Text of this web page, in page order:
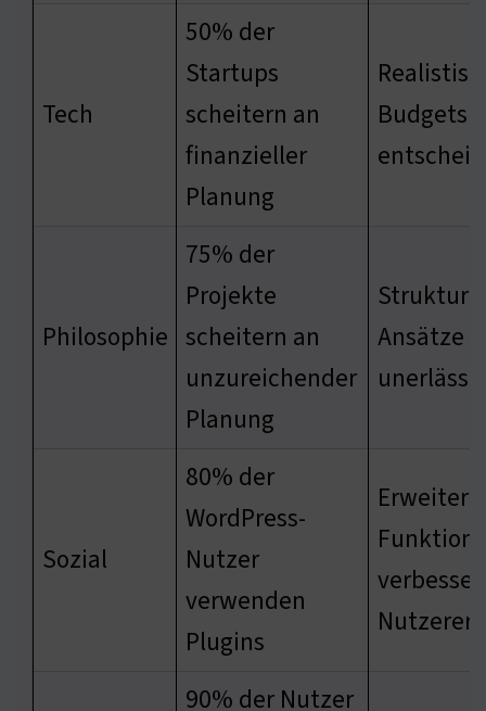
Tech
50% der
Startups
scheitern an
finanzieller
Planung
Budgets
Philosophie
75% der
Projekte
scheitern an
unzureichender
Planung
Ansätze
Sozial
80% der
WordPress-
Nutzer
verwenden
Plugins
90% der Nutzer